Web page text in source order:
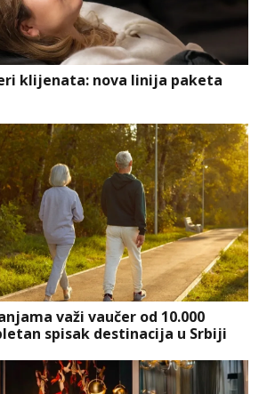
klijenata: nova linija paketa
važi vaučer od 10.000
spisak destinacija u Srbiji